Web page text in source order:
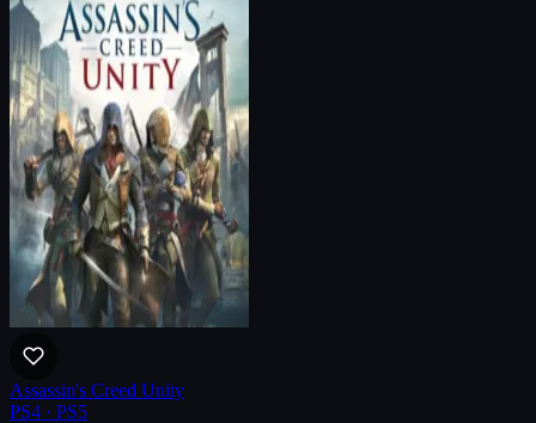
Assassin's Creed Unity
PS4 · PS5